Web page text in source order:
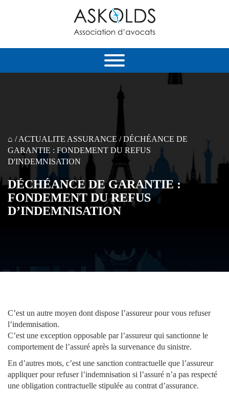
⌂ /ACTUALITE ASSURANCE /DÉCHÉANCE DE
GARANTIE : FONDEMENT DU REFUS
D'INDEMNISATION
DÉCHÉANCE DE GARANTIE :
FONDEMENT DU REFUS
D’INDEMNISATION
C’est un autre moyen dont dispose l’assureur pour vous refuser
l’indemnisation.
C’est une exception opposable par l’assureur qui sanctionne le
comportement de l’assuré après la survenance du sinistre.
En d’autres mots, c’est une sanction contractuelle que l’assureur
appliquer pour refuser l’indemnisation si l’assuré n’a pas respecté
une obligation contractuelle stipulée au contrat d’assurance.